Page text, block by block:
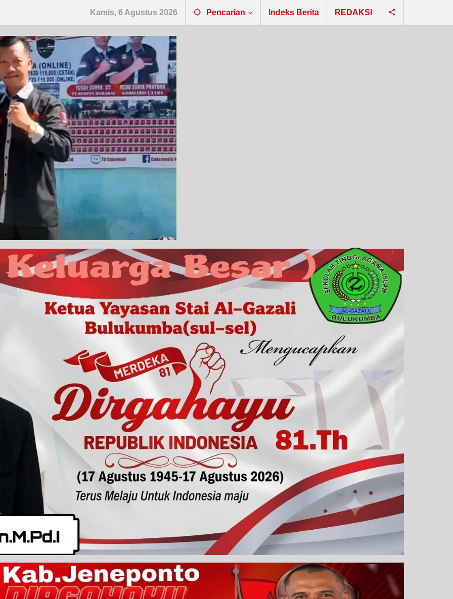
Kamis, 6 Agustus 2026 Pencarian Indeks Berita REDAKSI